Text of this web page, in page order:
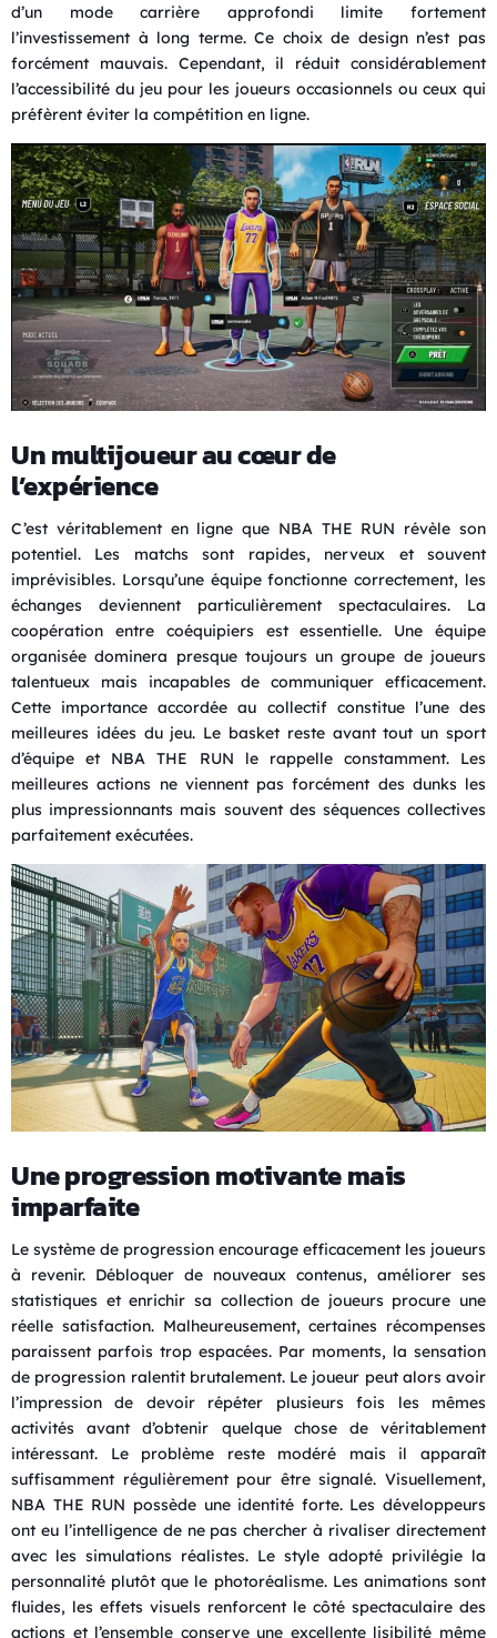
d’un mode carrière approfondi limite fortement
l’investissement à long terme. Ce choix de design n’est pas
forcément mauvais. Cependant, il réduit considérablement
l’accessibilité du jeu pour les joueurs occasionnels ou ceux qui
préfèrent éviter la compétition en ligne.
Un multijoueur au cœur de
l’expérience
C’est véritablement en ligne que NBA THE RUN révèle son
potentiel. Les matchs sont rapides, nerveux et souvent
imprévisibles. Lorsqu’une équipe fonctionne correctement, les
échanges deviennent particulièrement spectaculaires. La
coopération entre coéquipiers est essentielle. Une équipe
organisée dominera presque toujours un groupe de joueurs
talentueux mais incapables de communiquer efficacement.
Cette importance accordée au collectif constitue l’une des
meilleures idées du jeu. Le basket reste avant tout un sport
d’équipe et NBA THE RUN le rappelle constamment. Les
meilleures actions ne viennent pas forcément des dunks les
plus impressionnants mais souvent des séquences collectives
parfaitement exécutées.
Une progression motivante mais
imparfaite
Le système de progression encourage efficacement les joueurs
à revenir. Débloquer de nouveaux contenus, améliorer ses
statistiques et enrichir sa collection de joueurs procure une
réelle satisfaction. Malheureusement, certaines récompenses
paraissent parfois trop espacées. Par moments, la sensation
de progression ralentit brutalement. Le joueur peut alors avoir
l’impression de devoir répéter plusieurs fois les mêmes
activités avant d’obtenir quelque chose de véritablement
intéressant. Le problème reste modéré mais il apparaît
suffisamment régulièrement pour être signalé. Visuellement,
NBA THE RUN possède une identité forte. Les développeurs
ont eu l’intelligence de ne pas chercher à rivaliser directement
avec les simulations réalistes. Le style adopté privilégie la
personnalité plutôt que le photoréalisme. Les animations sont
fluides, les effets visuels renforcent le côté spectaculaire des
actions et l’ensemble conserve une excellente lisibilité même